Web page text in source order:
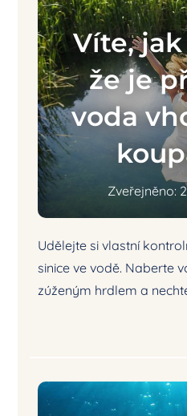
Víte,
že je
voda
Zveřejněno:
Udělejte si vlastní
sinice ve vodě. Naberte
zúženým hrdlem a